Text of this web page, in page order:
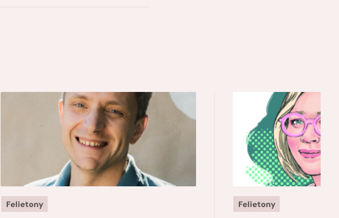
Felietony Felietony